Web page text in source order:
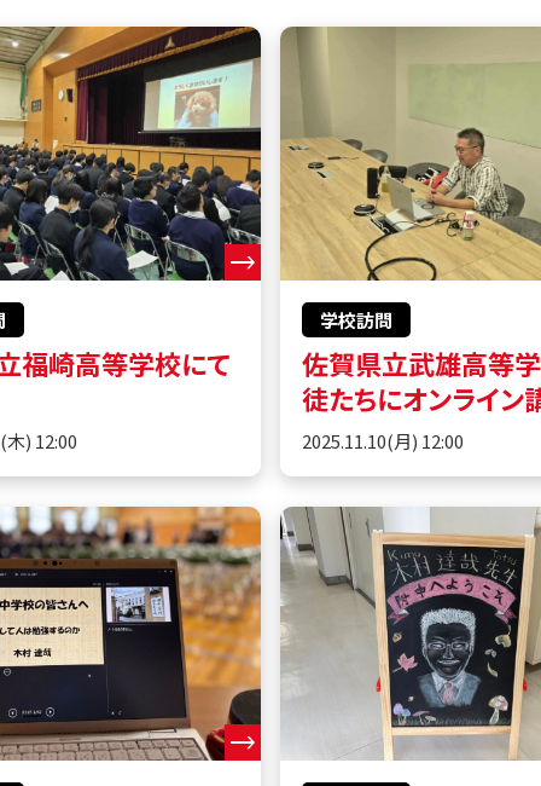
福崎高等学校にて
木) 12:00
学校訪問
佐賀県立武雄高等
徒たちにオンライン
2025.11.10(月) 12:00